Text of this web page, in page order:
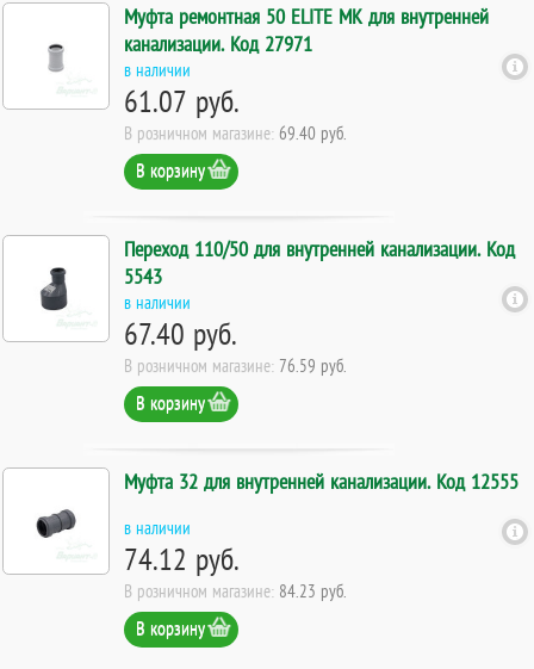
Муфта ремонтная 50 ELITE МК для внутренней
канализации. Код 27971
в наличии
61.07 руб.
В розничном магазине: 69.40 руб.
В корзину
Переход 110/50 для внутренней канализации. Код
5543
в наличии
67.40 руб.
В розничном магазине: 76.59 руб.
В корзину
Муфта 32 для внутренней канализации. Код 12555
в наличии
74.12 руб.
В розничном магазине: 84.23 руб.
В корзину